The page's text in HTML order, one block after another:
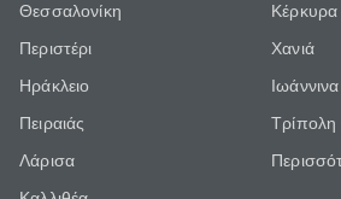
Θεσσαλονίκη
Περιστέρι
Ηράκλειο
Πειραιάς
Λάρισα
Κέρκυρα
Χανιά
Ιωάννινα
Τρίπολη